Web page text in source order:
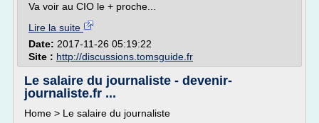
Va voir au CIO le + proche...
Lire la suite
Date: 2017-11-26 05:19:22
Site : http://discussions.tomsguide.fr
Le salaire du journaliste - devenir-
journaliste.fr ...
Home > Le salaire du journaliste